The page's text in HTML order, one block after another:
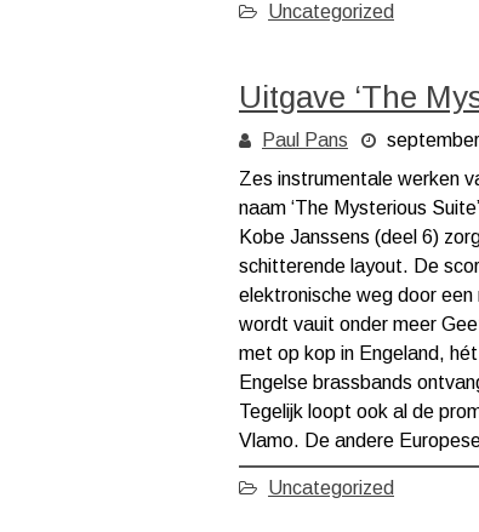
Uncategorized
Uitgave ‘The
Paul Pans
Zes instrumentale werken
naam ‘The Mysterious
Kobe Janssens (deel 6)
schitterende layout. De
elektronische weg door
wordt vauit onder meer
met op kop in Engeland,
Engelse brassbands
Tegelijk loopt ook al de
Vlamo. De andere
Uncategorized